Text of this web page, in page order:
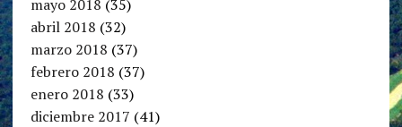
mayo 2018 (35)
abril 2018 (32)
marzo 2018 (37)
febrero 2018 (37)
enero 2018 (33)
diciembre 2017 (41)